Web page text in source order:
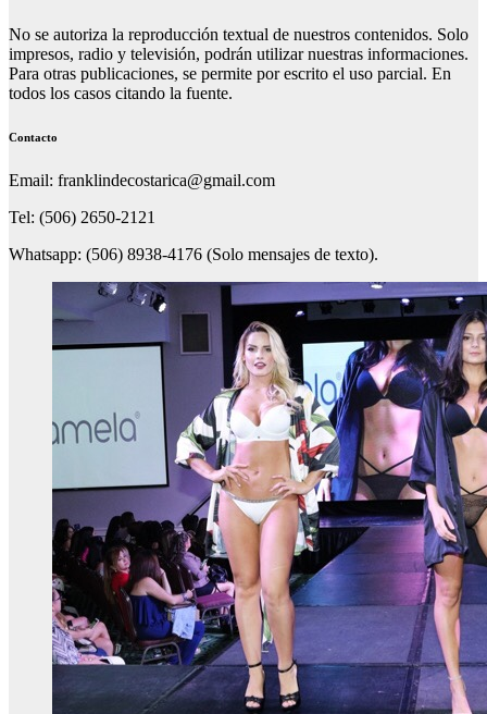
No se autoriza la reproducción textual de nuestros contenidos. Solo
impresos, radio y televisión, podrán utilizar nuestras informaciones.
Para otras publicaciones, se permite por escrito el uso parcial. En
todos los casos citando la fuente.
Contacto
Email: franklindecostarica@gmail.com
Tel: (506) 2650-2121
Whatsapp: (506) 8938-4176 (Solo mensajes de texto).